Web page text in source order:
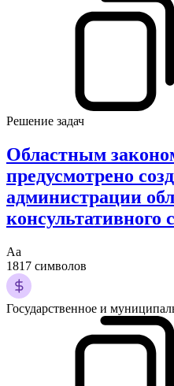
Решение задач
Областным
предусмотрено
администрации
консультативного
Аа
1817 символов
Государственное и